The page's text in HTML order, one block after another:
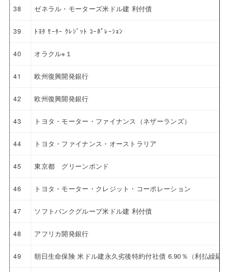
38 ゼネラル・モーターズ米ドル建 利付債
39 ﾄﾖﾀ ﾓｰﾀｰ ｸﾚｼﾞｯﾄ ｺｰﾎﾟﾚｰｼｮﾝ
40 オラクル※１
41 欧州復興開発銀行
42 欧州復興開発銀行
43 トヨタ・モーター・ファイナンス（ネザーランズ）
44 トヨタ・ファイナンス・オーストラリア
45 東京都 グリーンボンド
46 トヨタ・モーター・クレジット・コーポレーション
47 ソフトバンクグループ米ドル建 利付債
48 アフリカ開発銀行
49 朝日生命保険 米ドル建永久劣後特約付社債 6.90％（利払繰延